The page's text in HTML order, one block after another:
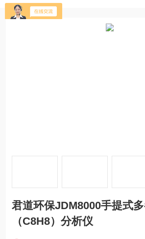
君道环保JDM8000手提式
（C8H8）分析仪